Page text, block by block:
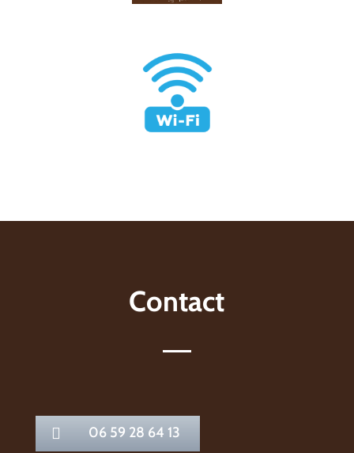
Contact
 06 59 28 64 13